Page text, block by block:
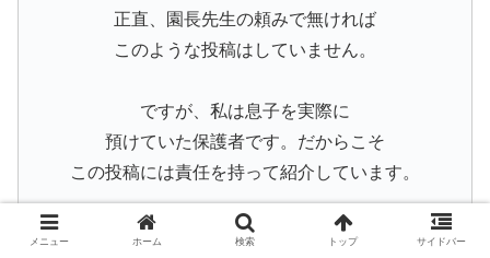
正直、園長先生の頼みで無ければ
このような投稿はしていません。
ですが、私は息子を実際に
預けていた保護者です。だからこそ
この投稿には責任を持って紹介しています。
少し前まで息子がお世話になっていた先生が
メニュー ホーム 検索 トップ サイドバー